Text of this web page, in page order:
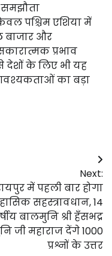
समझौता
पश्चिम एशिया में
बाजार और
प्रभाव
के लिए भी यह
का बड़ा
Next:
में पहली बार होगा
सहस्त्रावधान, 14
बालमुनि श्री हँसभद्र
जी महाराज देंगे 1000
प्रश्नों के उत्तर